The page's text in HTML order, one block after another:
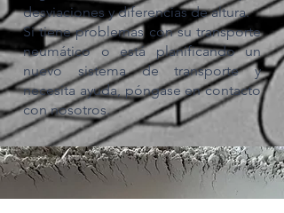
desviaciones y diferencias de altura.
Si tiene problemas con su transporte
neumático o está planificando un
nuevo sistema de transporte y
necesita ayuda, póngase en contacto
con nosotros.